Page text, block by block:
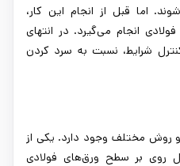
اما قبل از انجام این کار،
انجام می‌گیرد. در انتهای
کنترل شرایط، نسبت به سرد کردن
روش مختلف وجود دارد. یکی از
روی بر سطح ورق‌های فولادی